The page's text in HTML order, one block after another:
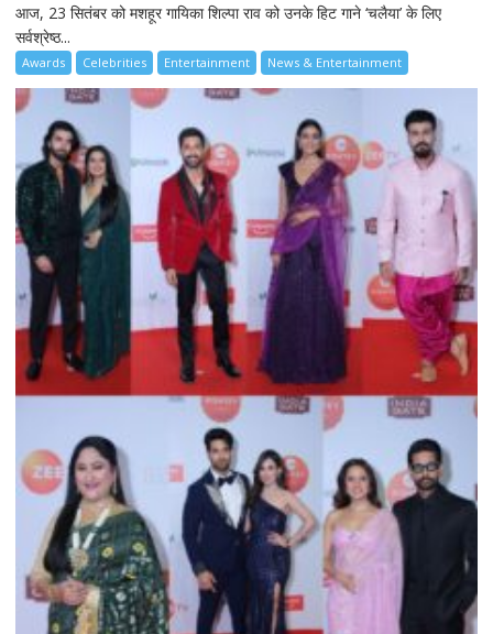
आज, 23 सितंबर को मशहूर गायिका शिल्पा राव को उनके हिट गाने ‘चलैया’ के लिए
सर्वश्रेष्ठ...
Awards Celebrities Entertainment News & Entertainment